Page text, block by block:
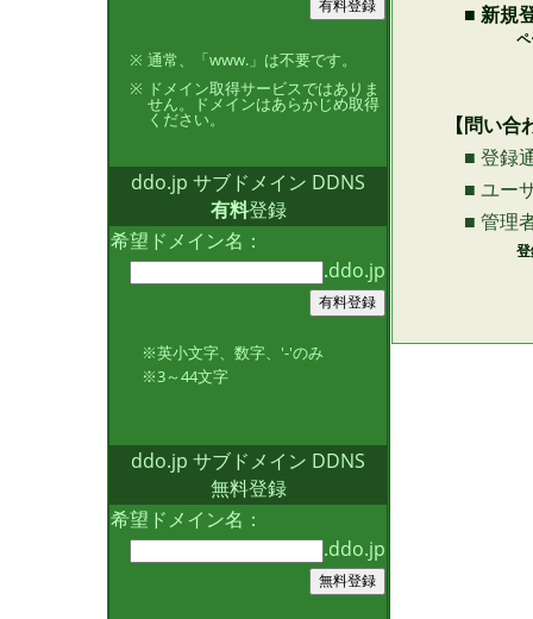
※ 通常、「www.」は不要です。
※ ドメイン取得サービスではありま
せん。ドメインはあらかじめ取得
ください。
ddo.jp サブドメイン DDNS
有料登録
希望ドメイン名：
.ddo.jp
※英小文字、数字、'-'のみ
※3～44文字
ddo.jp サブドメイン DDNS
無料登録
希望ドメイン名：
.ddo.jp
■ 新規
ページ左
【問い合
■ 登録
■ ユー
■ 管理
登録ユー